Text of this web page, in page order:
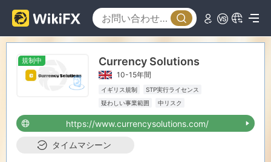
規制中 Currency Solutions
10-15年間
イギリス規制
STP実行ライセンス
疑わしい事業範囲
中リスク
https://www.currencysolutions.com/
タイムマシーン
0
1
2
1
2
3